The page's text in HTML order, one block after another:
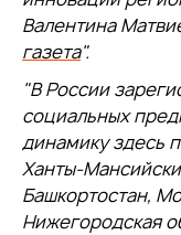
Валентина
газета".
"В России
социальных
динамику здесь
Ханты-
Башкортостан,
Нижегородская